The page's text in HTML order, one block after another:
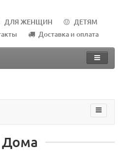
ДЛЯ ЖЕНЩИН
ДЕТЯМ
Доставка и оплата
Дома